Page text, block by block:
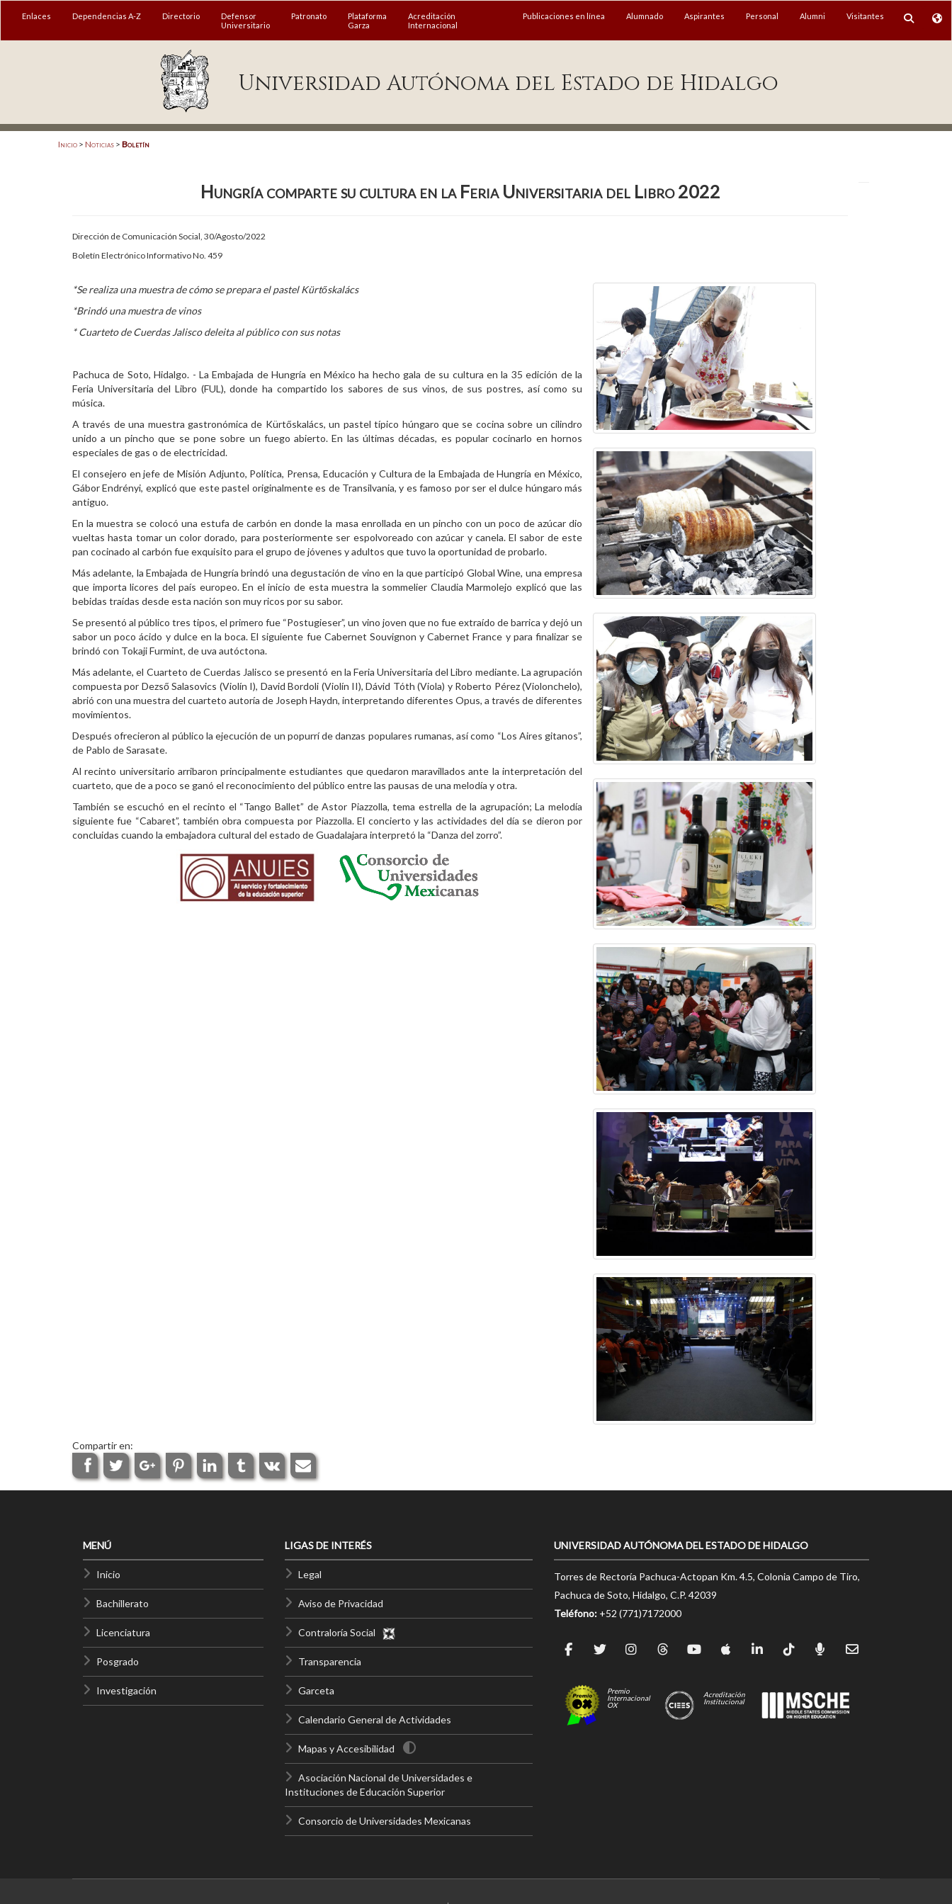
MENÚ
Acreditación Internacional
Enlaces Dependencias A-Z Directorio
Defensor
Universitario
Patronato
Plataforma
Garza
Acreditación
Internacional
Publicaciones en línea Alumnado Aspirantes Personal Alumni Visitantes
Universidad Autónoma del Estado de Hidalgo
Inicio > Noticias > Boletín
Hungría comparte su cultura en la Feria Universitaria del Libro 2022
Dirección de Comunicación Social, 30/Agosto/2022
Boletín Electrónico Informativo No. 459
*Se realiza una muestra de cómo se prepara el pastel Kürtőskalács
*Brindó una muestra de vinos
* Cuarteto de Cuerdas Jalisco deleita al público con sus notas
Pachuca de Soto, Hidalgo. - La Embajada de Hungría en México ha hecho gala de su cultura en la 35 edición de la
Feria Universitaria del Libro (FUL), donde ha compartido los sabores de sus vinos, de sus postres, así como su
música.
A través de una muestra gastronómica de Kürtőskalács, un pastel típico húngaro que se cocina sobre un cilindro
unido a un pincho que se pone sobre un fuego abierto. En las últimas décadas, es popular cocinarlo en hornos
especiales de gas o de electricidad.
El consejero en jefe de Misión Adjunto, Política, Prensa, Educación y Cultura de la Embajada de Hungría en México,
Gábor Endrényi, explicó que este pastel originalmente es de Transilvania, y es famoso por ser el dulce húngaro más
antiguo.
En la muestra se colocó una estufa de carbón en donde la masa enrollada en un pincho con un poco de azúcar dio
vueltas hasta tomar un color dorado, para posteriormente ser espolvoreado con azúcar y canela. El sabor de este
pan cocinado al carbón fue exquisito para el grupo de jóvenes y adultos que tuvo la oportunidad de probarlo.
Más adelante, la Embajada de Hungría brindó una degustación de vino en la que participó Global Wine, una empresa
que importa licores del país europeo. En el inicio de esta muestra la sommelier Claudia Marmolejo explicó que las
bebidas traídas desde esta nación son muy ricos por su sabor.
Se presentó al público tres tipos, el primero fue “Postugieser”, un vino joven que no fue extraído de barrica y dejó un
sabor un poco ácido y dulce en la boca. El siguiente fue Cabernet Souvignon y Cabernet France y para finalizar se
brindó con Tokaji Furmint, de uva autóctona.
Más adelante, el Cuarteto de Cuerdas Jalisco se presentó en la Feria Universitaria del Libro mediante. La agrupación
compuesta por Dezső Salasovics (Violín I), David Bordoli (Violín II), Dávid Tóth (Viola) y Roberto Pérez (Violonchelo),
abrió con una muestra del cuarteto autoría de Joseph Haydn, interpretando diferentes Opus, a través de diferentes
movimientos.
Después ofrecieron al público la ejecución de un popurrí de danzas populares rumanas, así como “Los Aires gitanos”,
de Pablo de Sarasate.
Al recinto universitario arribaron principalmente estudiantes que quedaron maravillados ante la interpretación del
cuarteto, que de a poco se ganó el reconocimiento del público entre las pausas de una melodía y otra.
También se escuchó en el recinto el “Tango Ballet” de Astor Piazzolla, tema estrella de la agrupación; La melodía
siguiente fue “Cabaret”, también obra compuesta por Piazzolla. El concierto y las actividades del día se dieron por
concluidas cuando la embajadora cultural del estado de Guadalajara interpretó la “Danza del zorro”.
Compartir en:
MENÚ
Inicio
Bachillerato
Licenciatura
Posgrado
Investigación
LIGAS DE INTERÉS
Legal
Aviso de Privacidad
Contraloría Social
Transparencia
Garceta
Calendario General de Actividades
Mapas y Accesibilidad
Asociación Nacional de Universidades e
Instituciones de Educación Superior
Consorcio de Universidades Mexicanas
UNIVERSIDAD AUTÓNOMA DEL ESTADO DE HIDALGO
Torres de Rectoría Pachuca-Actopan Km. 4.5, Colonia Campo de Tiro,
Pachuca de Soto, Hidalgo, C.P. 42039
Teléfono: +52 (771)7172000
Premio
Internacional
OX
Acreditación
Institucional